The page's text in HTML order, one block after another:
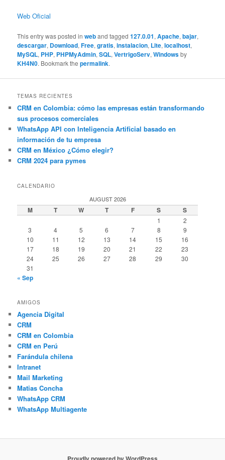
Web Oficial
This entry was posted inweband tagged127.0.01,Apache,bajar,
descargar, Download,Free,gratis,instalacion, Lite,localhost,
MySQL, PHP, PHPMyAdmin,SQL,VertrigoServ,Windowsby
KH4N0. Bookmark thepermalink.
TEMAS RECIENTES
CRM en Colombia: cómo las empresas están transformando
sus procesos comerciales
WhatsApp API con Inteligencia Artificial basado en
información de tu empresa
CRM en México ¿Cómo elegir?
CRM 2024 para pymes
CALENDARIO
AUGUST 2026
M T W T F S S
1
2
3
4 5 6 7 8
9
10
11 12 13 14 15
16
17
18 19 20 21 22
23
24
25 26 27 28 29
30
31
« Sep
AMIGOS
Agencia Digital
CRM
CRM en Colombia
CRM en Perú
Farándula chilena
Intranet
Mail Marketing
Matias Concha
WhatsApp CRM
WhatsApp Multiagente